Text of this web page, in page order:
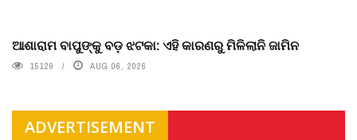
ଆଶାରାମ ବାପୁଙ୍କୁ ବଡ଼ ଝଟକା: ଏହି କାରଣରୁ ମିଳିଲାନି ଜାମିନ
15129 AUG 06, 2026
ADVERTISEMENT